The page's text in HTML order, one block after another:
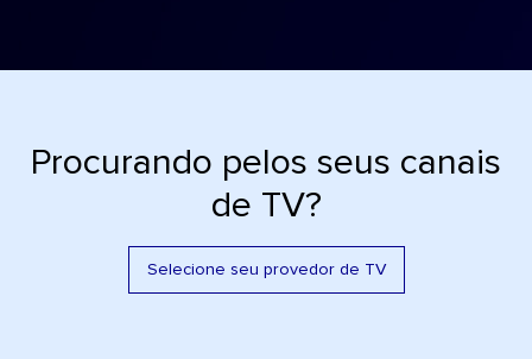
Procurando pelos seus canais
de TV?
Selecione seu provedor de TV